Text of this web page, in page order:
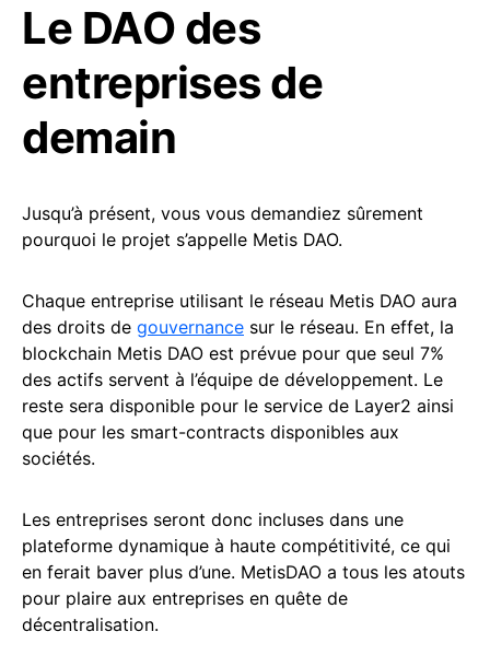
Le DAO des
entreprises de
demain
Jusqu’à présent, vous vous demandiez sûrement
pourquoi le projet s’appelle Metis DAO.
Chaque entreprise utilisant le réseau Metis DAO aura
des droits de gouvernance sur le réseau. En effet, la
blockchain Metis DAO est prévue pour que seul 7%
des actifs servent à l’équipe de développement. Le
reste sera disponible pour le service de Layer2 ainsi
que pour les smart-contracts disponibles aux
sociétés.
Les entreprises seront donc incluses dans une
plateforme dynamique à haute compétitivité, ce qui
en ferait baver plus d’une. MetisDAO a tous les atouts
pour plaire aux entreprises en quête de
décentralisation.